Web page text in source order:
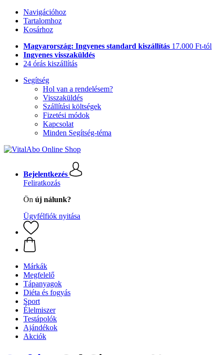
Navigációhoz
Tartalomhoz
Kosárhoz
Magyarország: Ingyenes standard kiszállítás 17.000 Ft-tól
Ingyenes visszaküldés
24 órás kiszállítás
Segítség
Hol van a rendelésem?
Visszaküldés
Szállítási költségek
Fizetési módok
Kapcsolat
Minden Segítség-téma
Bejelentkezés
Feliratkozás
Ön új nálunk?
Ügyfélfiók nyitása
Márkák
Megfelelő
Tápanyagok
Diéta és fogyás
Sport
Élelmiszer
Testápolók
Ajándékok
Akciók